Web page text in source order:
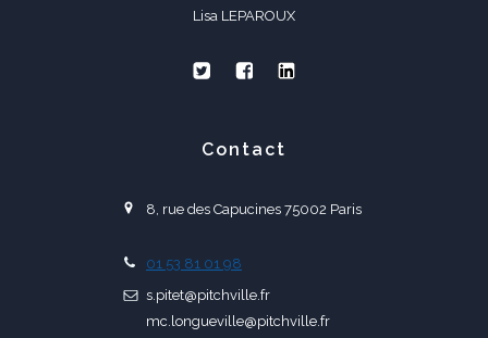
Lisa LEPAROUX
Contact
8, rue des Capucines 75002 Paris
01 53 81 01 98
s.pitet@pitchville.fr
mc.longueville@pitchville.fr